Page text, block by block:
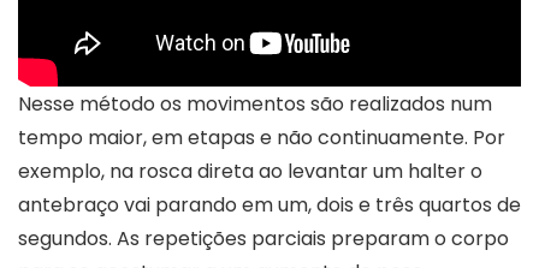
Nesse método os movimentos são realizados num
tempo maior, em etapas e não continuamente. Por
exemplo, na rosca direta ao levantar um halter o
antebraço vai parando em um, dois e três quartos de
segundos. As repetições parciais preparam o corpo